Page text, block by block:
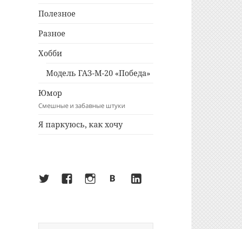
Полезное
Разное
Хобби
Модель ГАЗ-М-20 «Победа»
Юмор
Смешные и забавные штуки
Я паркуюсь, как хочу
TwitterFacebookInstagramВКонтакте
LinkedIn